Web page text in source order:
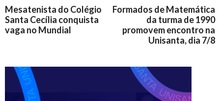
Mesatenista do Colégio
Santa Cecília conquista
vaga no Mundial
Formados de Matemática
da turma de 1990
promovem encontro na
Unisanta, dia 7/8